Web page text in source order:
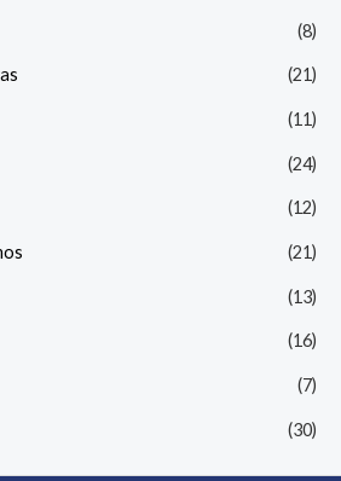
(8)
(21)
(11)
(24)
(12)
(21)
(13)
(16)
(7)
(30)